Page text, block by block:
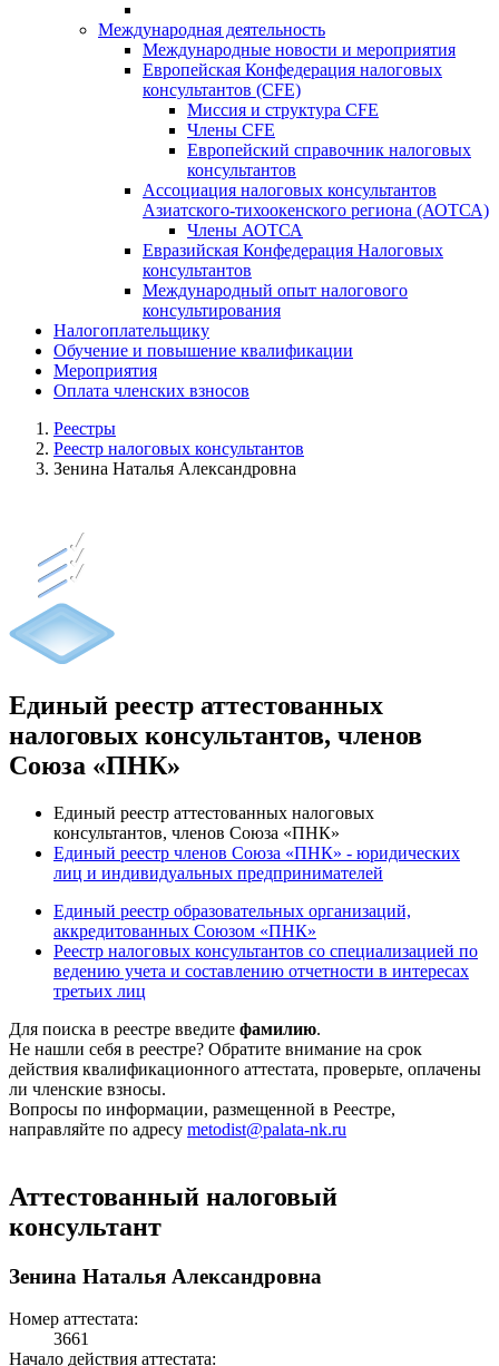
Международная деятельность
Международные новости и мероприятия
Европейская Конфедерация налоговых
консультантов (CFE)
Миссия и структура CFE
Члены CFE
Европейский справочник налоговых
консультантов
Ассоциация налоговых консультантов
Азиатского-тихоокенского региона (АОТСА)
Члены АОТСА
Евразийская Конфедерация Налоговых
консультантов
Международный опыт налогового
консультирования
Налогоплательщику
Обучение и повышение квалификации
Мероприятия
Оплата членских взносов
Реестры
Реестр налоговых консультантов
Зенина Наталья Александровна
Единый реестр аттестованных
налоговых консультантов, членов
Союза «ПНК»
Единый реестр аттестованных налоговых
консультантов, членов Союза «ПНК»
Единый реестр членов Союза «ПНК» - юридических
лиц и индивидуальных предпринимателей
Единый реестр образовательных организаций,
аккредитованных Союзом «ПНК»
Реестр налоговых консультантов со специализацией по
ведению учета и составлению отчетности в интересах
третьих лиц
Для поиска в реестре введите фамилию.
Не нашли себя в реестре? Обратите внимание на срок
действия квалификационного аттестата, проверьте, оплачены
ли членские взносы.
Вопросы по информации, размещенной в Реестре,
направляйте по адресу metodist@palata-nk.ru
Аттестованный налоговый
консультант
Зенина Наталья Александровна
Номер аттестата:
3661
Начало действия аттестата: